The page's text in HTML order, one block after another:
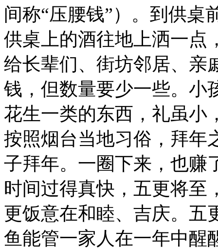
间称“压腰钱”）。到供桌
供桌上的酒往地上洒一点
给长辈们、街坊邻居、亲
钱，但数量要少一些。小
花生一类的东西，礼虽小
按照烟台当地习俗，拜年
子拜年。一圈下来，也赚
时间过得真快，五更将至
更饭意在和睦、吉庆。五
鱼能管一家人在一年中醒